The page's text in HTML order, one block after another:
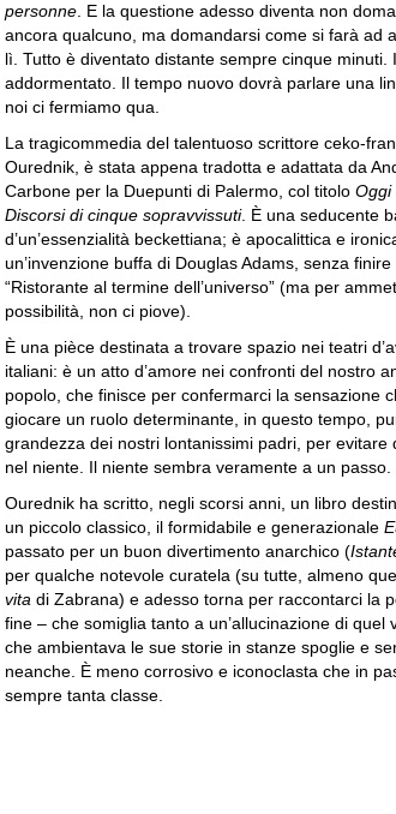
personne . E la questione adesso diventa non
ancora qualcuno, ma domandarsi come si farà ad
lì. Tutto è diventato distante sempre cinque minuti.
addormentato. Il tempo nuovo dovrà parlare una
noi ci fermiamo qua.
La tragicommedia del talentuoso scrittore ceko-
Ourednik, è stata appena tradotta e adattata da
Carbone per la Duepunti di Palermo, col titolo Oggi
Discorsi di cinque sopravvissuti. È una seducente
d’un’essenzialità beckettiana; è apocalittica e
un’invenzione buffa di Douglas Adams, senza
“Ristorante al termine dell’universo” (ma per
possibilità, non ci piove).
È una pièce destinata a trovare spazio nei teatri
italiani: è un atto d’amore nei confronti del nostro
popolo, che finisce per confermarci la sensazione
giocare un ruolo determinante, in questo tempo,
grandezza dei nostri lontanissimi padri, per evitare
nel niente. Il niente sembra veramente a un passo.
Ourednik ha scritto, negli scorsi anni, un libro
un piccolo classico, il formidabile e generazionale
passato per un buon divertimento anarchico (
per qualche notevole curatela (su tutte, almeno
vita di Zabrana) e adesso torna per raccontarci la
fine – che somiglia tanto a un’allucinazione di quel
che ambientava le sue storie in stanze spoglie e
neanche. È meno corrosivo e iconoclasta che in
sempre tanta classe.